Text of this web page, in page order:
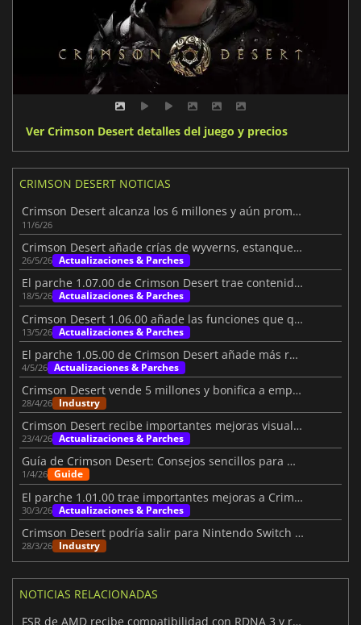
Ver Crimson Desert detalles del juego y precios
CRIMSON DESERT NOTICIAS
Crimson Desert alcanza los 6 millones y aún promete más
11/6/26
Crimson Desert añade crías de wyverns, estanques y mucho más
26/5/26 Actualizaciones & Parches
El parche 1.07.00 de Crimson Desert trae contenido y mejoras
18/5/26 Actualizaciones & Parches
Crimson Desert 1.06.00 añade las funciones que querían los jugadores
13/5/26 Actualizaciones & Parches
El parche 1.05.00 de Crimson Desert añade más razones para volver
4/5/26 Actualizaciones & Parches
Crimson Desert vende 5 millones y bonifica a empleados
28/4/26 Industry
Crimson Desert recibe importantes mejoras visuales y de juego
23/4/26 Actualizaciones & Parches
Guía de Crimson Desert: Consejos sencillos para mejorar tu viaje
1/4/26 Guide
El parche 1.01.00 trae importantes mejoras a Crimson Desert
30/3/26 Actualizaciones & Parches
Crimson Desert podría salir para Nintendo Switch 2 en el futuro
28/3/26 Industry
NOTICIAS RELACIONADAS
FSR de AMD recibe compatibilidad con RDNA 3 y ray tracing mejorado